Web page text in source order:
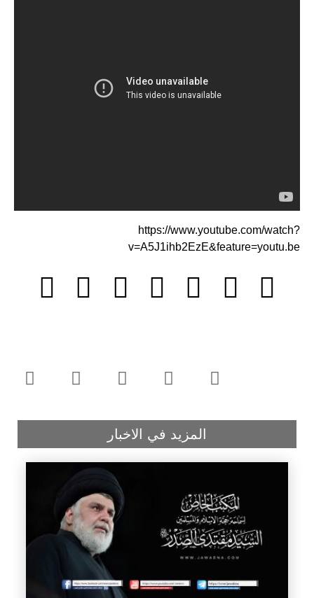
https://www.youtube.com/watch?
v=A5J1ihb2EzE&feature=youtu.be
المزيد في الاخبار